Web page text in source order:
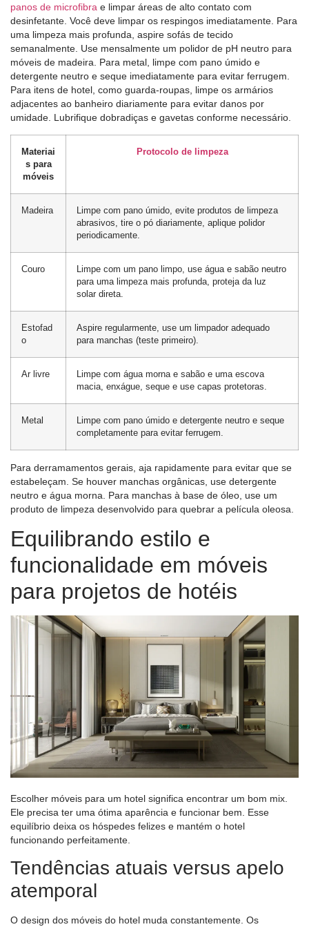
panos de microfibra e limpar áreas de alto contato com
desinfetante. Você deve limpar os respingos imediatamente. Para
uma limpeza mais profunda, aspire sofás de tecido
semanalmente. Use mensalmente um polidor de pH neutro para
móveis de madeira. Para metal, limpe com pano úmido e
detergente neutro e seque imediatamente para evitar ferrugem.
Para itens de hotel, como guarda-roupas, limpe os armários
adjacentes ao banheiro diariamente para evitar danos por
umidade. Lubrifique dobradiças e gavetas conforme necessário.
Materiai
s para
móveis
Protocolo de limpeza
Madeira
Limpe com pano úmido, evite produtos de limpeza
abrasivos, tire o pó diariamente, aplique polidor
periodicamente.
Couro
Limpe com um pano limpo, use água e sabão neutro
para uma limpeza mais profunda, proteja da luz
solar direta.
Estofad
o
Aspire regularmente, use um limpador adequado
para manchas (teste primeiro).
Ar livre
Limpe com água morna e sabão e uma escova
macia, enxágue, seque e use capas protetoras.
Metal
Limpe com pano úmido e detergente neutro e seque
completamente para evitar ferrugem.
Para derramamentos gerais, aja rapidamente para evitar que se
estabeleçam. Se houver manchas orgânicas, use detergente
neutro e água morna. Para manchas à base de óleo, use um
produto de limpeza desenvolvido para quebrar a película oleosa.
Equilibrando estilo e
funcionalidade em móveis
para projetos de hotéis
Escolher móveis para um hotel significa encontrar um bom mix.
Ele precisa ter uma ótima aparência e funcionar bem. Esse
equilíbrio deixa os hóspedes felizes e mantém o hotel
funcionando perfeitamente.
Tendências atuais versus apelo
atemporal
O design dos móveis do hotel muda constantemente. Os